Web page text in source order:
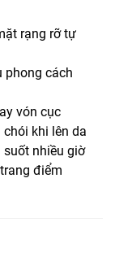
rạng rỡ tự
phong cách
vón cục
chói khi lên da
suốt nhiều giờ
điểm